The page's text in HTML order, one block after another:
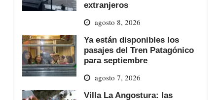
extranjeros
agosto 8, 2026
Ya están disponibles los
pasajes del Tren Patagónico
para septiembre
agosto 7, 2026
Villa La Angostura: las